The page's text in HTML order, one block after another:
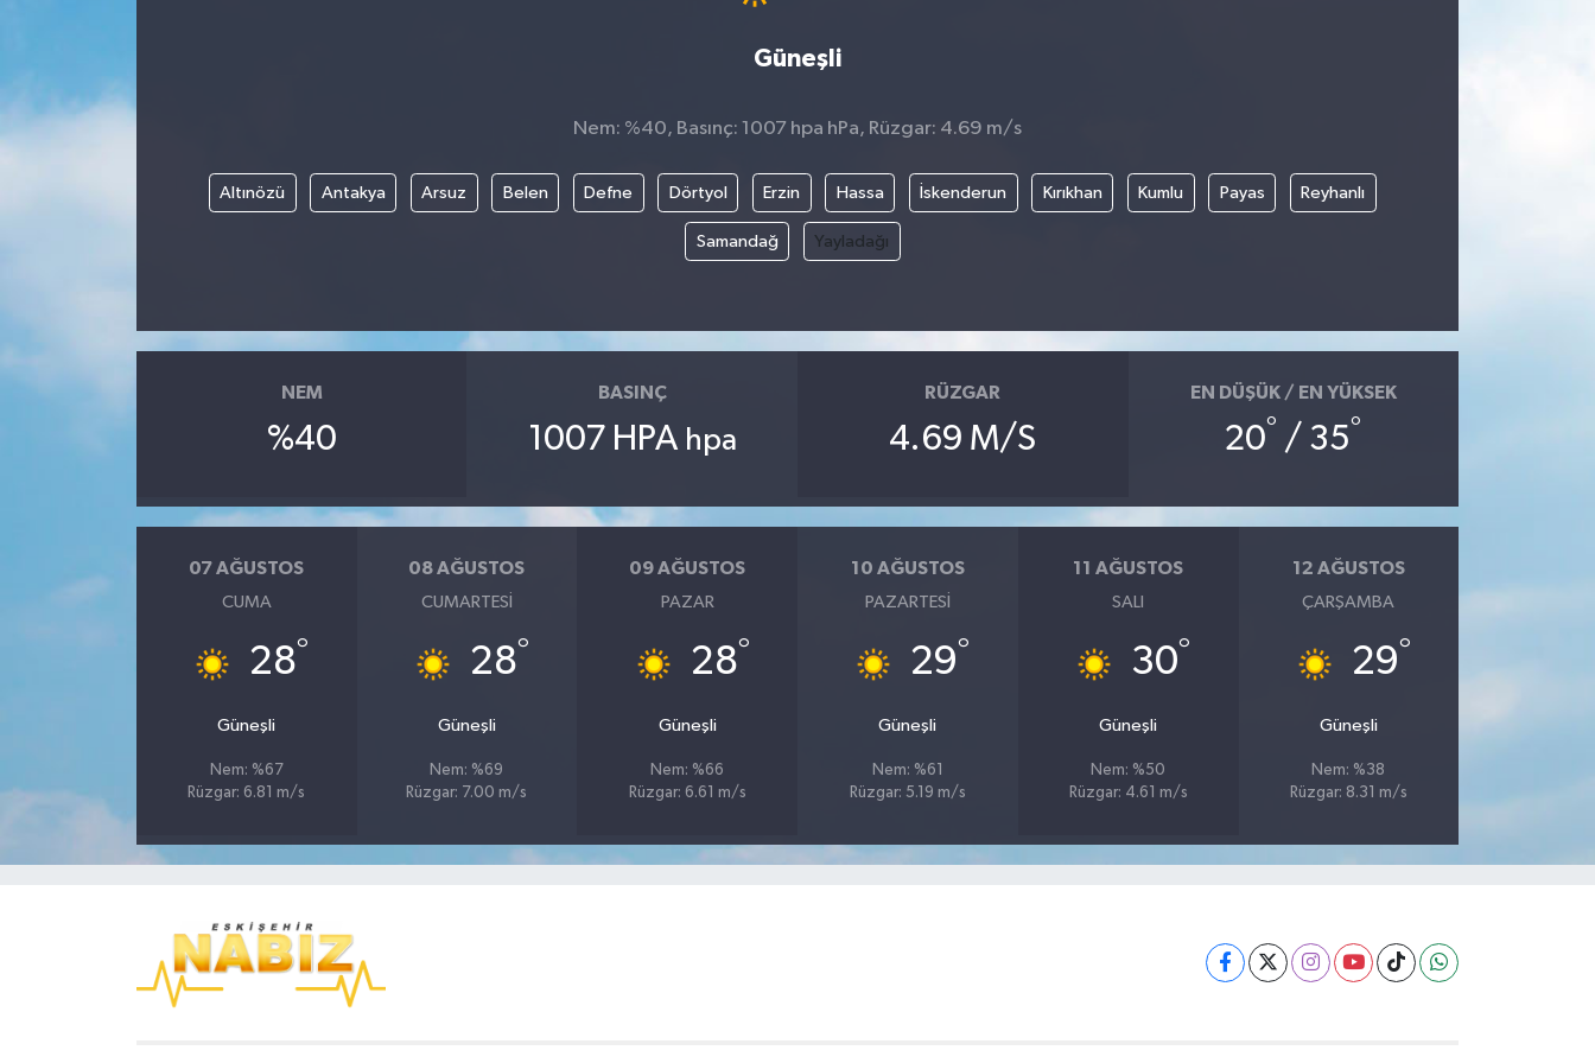
Güneşli
Nem: %40, Basınç: 1007 hpa hPa, Rüzgar: 4.69 m/s
Altınözü Antakya Arsuz Belen Defne Dörtyol Erzin Hassa İskenderun Kırıkhan Kumlu Payas Reyhanlı
Samandağ Yayladağı
NEM
%40
BASINÇ
1007 HPA hpa
RÜZGAR
4.69 M/S
EN DÜŞÜK / EN YÜKSEK
20° / 35°
07 AĞUSTOS
CUMA
28°
Güneşli
Nem: %67
Rüzgar: 6.81 m/s
08 AĞUSTOS
CUMARTESI
28°
Güneşli
Nem: %69
Rüzgar: 7.00 m/s
09 AĞUSTOS
PAZAR
28°
Güneşli
Nem: %66
Rüzgar: 6.61 m/s
10 AĞUSTOS
PAZARTESI
29°
Güneşli
Nem: %61
Rüzgar: 5.19 m/s
11 AĞUSTOS
SALI
30°
Güneşli
Nem: %50
Rüzgar: 4.61 m/s
12 AĞUSTOS
ÇARŞAMBA
29°
Güneşli
Nem: %38
Rüzgar: 8.31 m/s
Kültür Sanat
Yurttan